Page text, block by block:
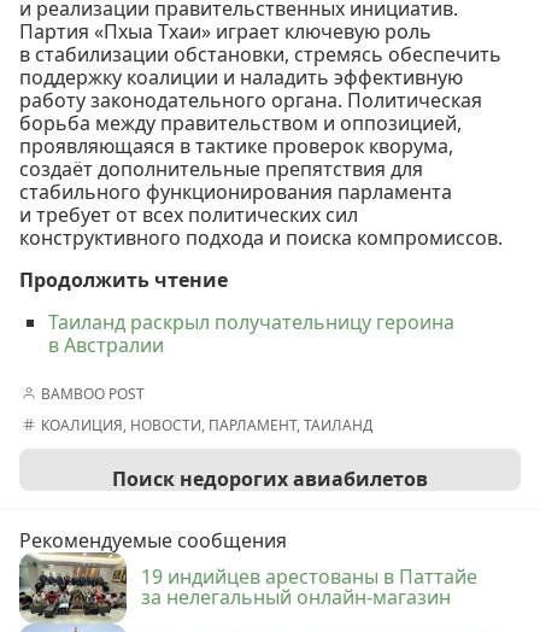
и реализации правительственных инициатив.
Партия «Пхыа Тхаи» играет ключевую роль
в стабилизации обстановки, стремясь обеспечить
поддержку коалиции и наладить эффективную
работу законодательного органа. Политическая
борьба между правительством и оппозицией,
проявляющаяся в тактике проверок кворума,
создаёт дополнительные препятствия для
стабильного функционирования парламента
и требует от всех политических сил
конструктивного подхода и поиска компромиссов.
Продолжить чтение
Таиланд раскрыл получательницу героина
в Австралии
BAMBOO POST
КОАЛИЦИЯ, НОВОСТИ, ПАРЛАМЕНТ,ТАИЛАНД
Поиск недорогих авиабилетов
Рекомендуемые сообщения
19 индийцев арестованы в Паттайе
за нелегальный онлайн-магазин